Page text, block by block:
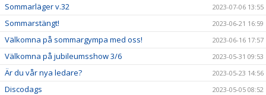
Sommarläger v.32 2023-07-06 13:55
Sommarstängt! 2023-06-21 16:59
Välkomna på sommargympa med oss! 2023-06-16 17:57
Välkomna på jubileumsshow 3/6 2023-05-31 09:53
Är du vår nya ledare? 2023-05-23 14:56
Discodags 2023-05-05 08:52